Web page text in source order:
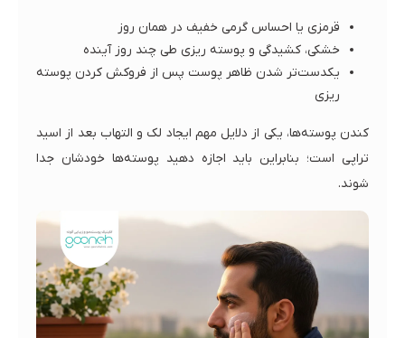
قرمزی یا احساس گرمی خفیف در همان روز
خشکی، کشیدگی و پوسته ریزی طی چند روز آینده
یکدست‌تر شدن ظاهر پوست پس از فروکش کردن پوسته
ریزی
کندن پوسته‌ها، یکی از دلایل مهم ایجاد لک و التهاب بعد از اسید
تراپی است؛ بنابراین باید اجازه دهید پوسته‌ها خودشان جدا
شوند.